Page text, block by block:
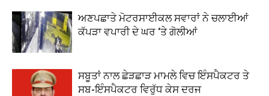
ਅਣਪਛਾਤੇ ਮੋਟਰਸਾਈਕਲ ਸਵਾਰਾਂ ਨੇ ਚਲਾਈਆਂ
ਕੱਪੜਾ ਵਪਾਰੀ ਦੇ ਘਰ ‘ਤੇ ਗੋਲੀਆਂ
ਸਬੂਤਾਂ ਨਾਲ ਛੇੜਛਾੜ ਮਾਮਲੇ ਵਿਚ ਇੰਸਪੈਕਟਰ ਤੇ
ਸਬ-ਇੰਸਪੈਕਟਰ ਵਿਰੁੱਧ ਕੇਸ ਦਰਜ